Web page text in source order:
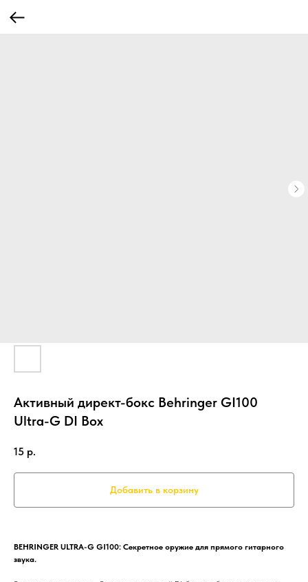
Активный директ-бокс Behringer GI100
Ultra-G DI Box
15 р.
Добавить в корзину
BEHRINGER ULTRA-G GI100: Секретное оружие для прямого гитарного
звука.